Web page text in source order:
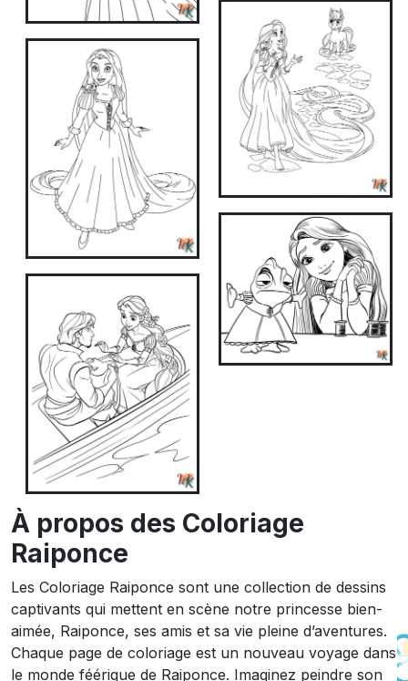
À propos des Coloriage
Raiponce
Les Coloriage Raiponce sont une collection de dessins
captivants qui mettent en scène notre princesse bien-
aimée, Raiponce, ses amis et sa vie pleine d’aventures.
Chaque page de coloriage est un nouveau voyage dans
le monde féérique de Raiponce. Imaginez peindre son